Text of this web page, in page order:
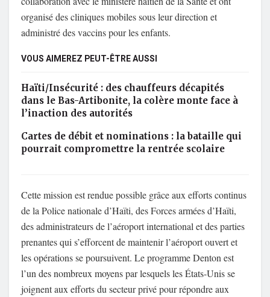
organisé des cliniques mobiles sous leur direction et
administré des vaccins pour les enfants.
VOUS AIMEREZ PEUT-ÊTRE AUSSI
Haïti/Insécurité : des chauffeurs décapités
dans le Bas-Artibonite, la colère monte face à
l’inaction des autorités
Cartes de débit et nominations : la bataille qui
pourrait compromettre la rentrée scolaire
Cette mission est rendue possible grâce aux efforts continus
de la Police nationale d’Haïti, des Forces armées d’Haïti,
des administrateurs de l’aéroport international et des parties
prenantes qui s’efforcent de maintenir l’aéroport ouvert et
les opérations se poursuivent. Le programme Denton est
l’un des nombreux moyens par lesquels les États-Unis se
joignent aux efforts du secteur privé pour répondre aux